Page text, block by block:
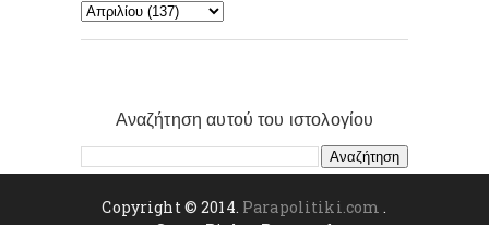
Αναζήτηση αυτού του ιστολογίου
Copyright © 2014. Parapolitiki.com .